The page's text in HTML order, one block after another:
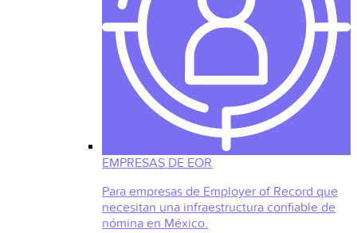
EMPRESAS DE EOR
Para empresas de Employer of Record que
necesitan una infraestructura confiable de
nómina en México.